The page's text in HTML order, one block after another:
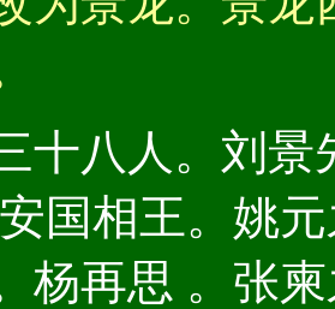
十八人。刘景
国相王。姚
杨再思 。张